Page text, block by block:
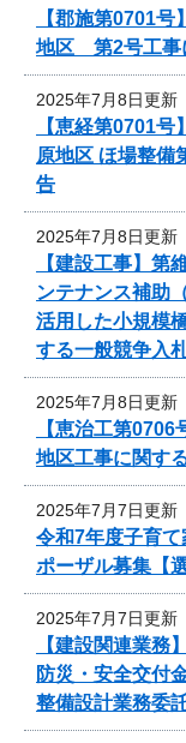
【郡施第0701
地区 第2号工事
2025年7月8日更新
【恵経第0701
原地区 ほ場整備
告
2025年7月8日更新
【建設工事】
ンテナンス補助
活用した小規模
する一般競争入
2025年7月8日更新
【恵治工第0706
地区工事に関す
2025年7月7日更新
令和7年度子育
ポーザル募集【
2025年7月7日更新
【建設関連業
防災・安全交付
整備設計業務委